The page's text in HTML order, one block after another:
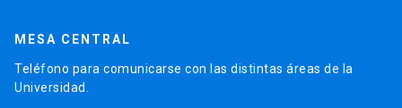
MESA CENTRAL
Teléfono para comunicarse con las distintas áreas de la
Universidad.